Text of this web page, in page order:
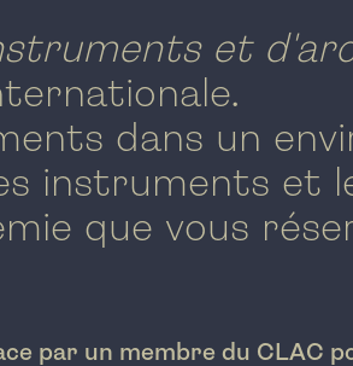
et
dans un
instruments et
que vous
par un membre du CLAC